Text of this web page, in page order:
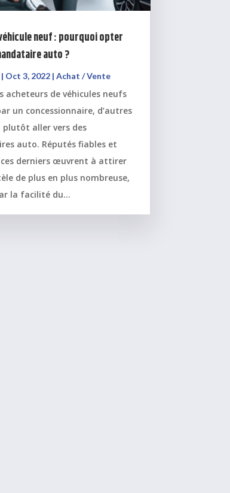
neuf : pourquoi opter
auto ?
Oct 3, 2022| Achat / Vente
acheteurs de véhicules neufs
un concessionnaire, d’autres
aller vers des
auto. Réputés fiables et
ces derniers œuvrent à attirer
de plus en plus nombreuse,
la facilité du...